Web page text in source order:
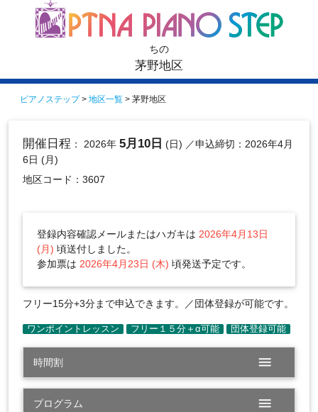
ちの
茅野地区
ピアノステップ> 地区一覧 > 茅野地区
開催日程 ： 2026年 5月10日 (日) ／申込締切：2026年4月
6日 (月)
地区コード：3607
登録内容確認メールまたはハガキは 2026年4月13日
(月) 頃送付しました。
参加票は 2026年4月23日 (木) 頃発送予定です。
フリー15分+3分まで申込できます。／団体登録が可能です。
時間割 menu
プログラム menu